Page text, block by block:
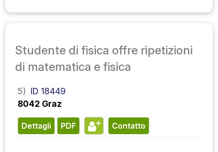
Studente di fisica offre ripetizioni
di matematica e fisica
5) ID 18449
8042 Graz
Dettagli PDF contatto